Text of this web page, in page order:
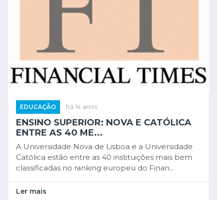
EDUCAÇÃO há 14 anos
ENSINO SUPERIOR: NOVA E CATÓLICA
ENTRE AS 40 ME...
A Universidade Nova de Lisboa e a Universidade
Católica estão entre as 40 instituições mais bem
classificadas no ranking europeu do Finan...
Ler mais